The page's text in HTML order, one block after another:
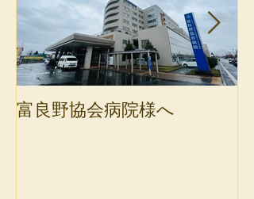
富良野協会病院様へ